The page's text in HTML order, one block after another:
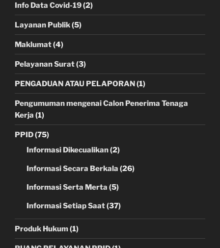
Info Data Covid-19(2)
Layanan Publik(5)
Maklumat(4)
Pelayanan Surat(3)
PENGADUAN ATAU PELAPORAN(1)
Pengumuman mengenai Calon Penerima Tenaga
Kerja (1)
PPID(75)
Informasi Dikecualikan(2)
Informasi Secara Berkala (26)
Informasi Serta Merta (5)
Informasi Setiap Saat(37)
Produk Hukum(1)